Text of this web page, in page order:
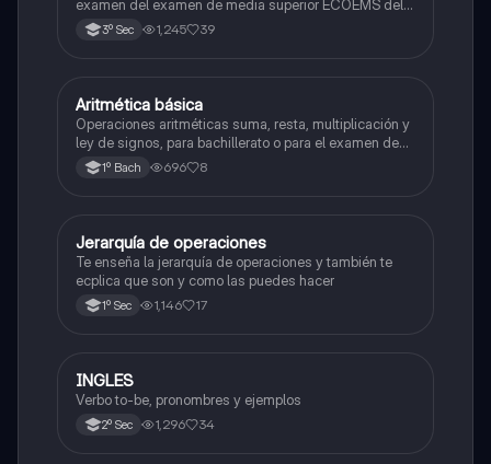
examen del examen de media superior ECOEMS del
valle de México
3º Sec 1,245 39
Matemáticas
Aritmética básica
Operaciones aritméticas suma, resta, multiplicación y
ley de signos, para bachillerato o para el examen de
admisión a la universidad
1º Bach 696 8
Matemáticas
Jerarquía de operaciones
Te enseña la jerarquía de operaciones y también te
ecplica que son y como las puedes hacer
1º Sec 1,146 17
Inglés
INGLES
Verbo to-be, pronombres y ejemplos
2º Sec 1,296 34